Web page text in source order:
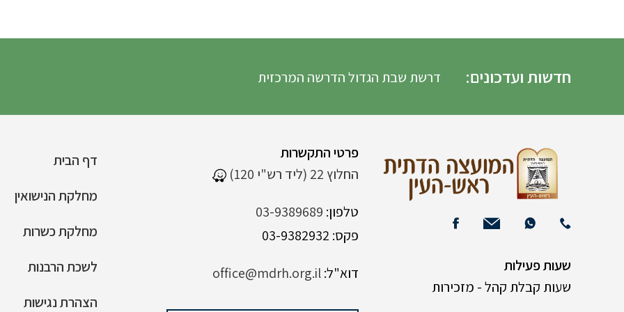
חדשות ועדכונים: דרשת שבת הגדול הדרשה המרכזית
דף הבית
מחלקת הנישואין
מחלקת כשרות
לשכת הרבנות
הצהרת נגישות
פרטי התקשרות
החלוץ 22 (ליד רש"י 120)
טלפון: 03-9389689
פקס: 03-9382932
דוא"ל:office@mdrh.org.il
שעות פעילות
שעות קבלת קהל - מזכירות